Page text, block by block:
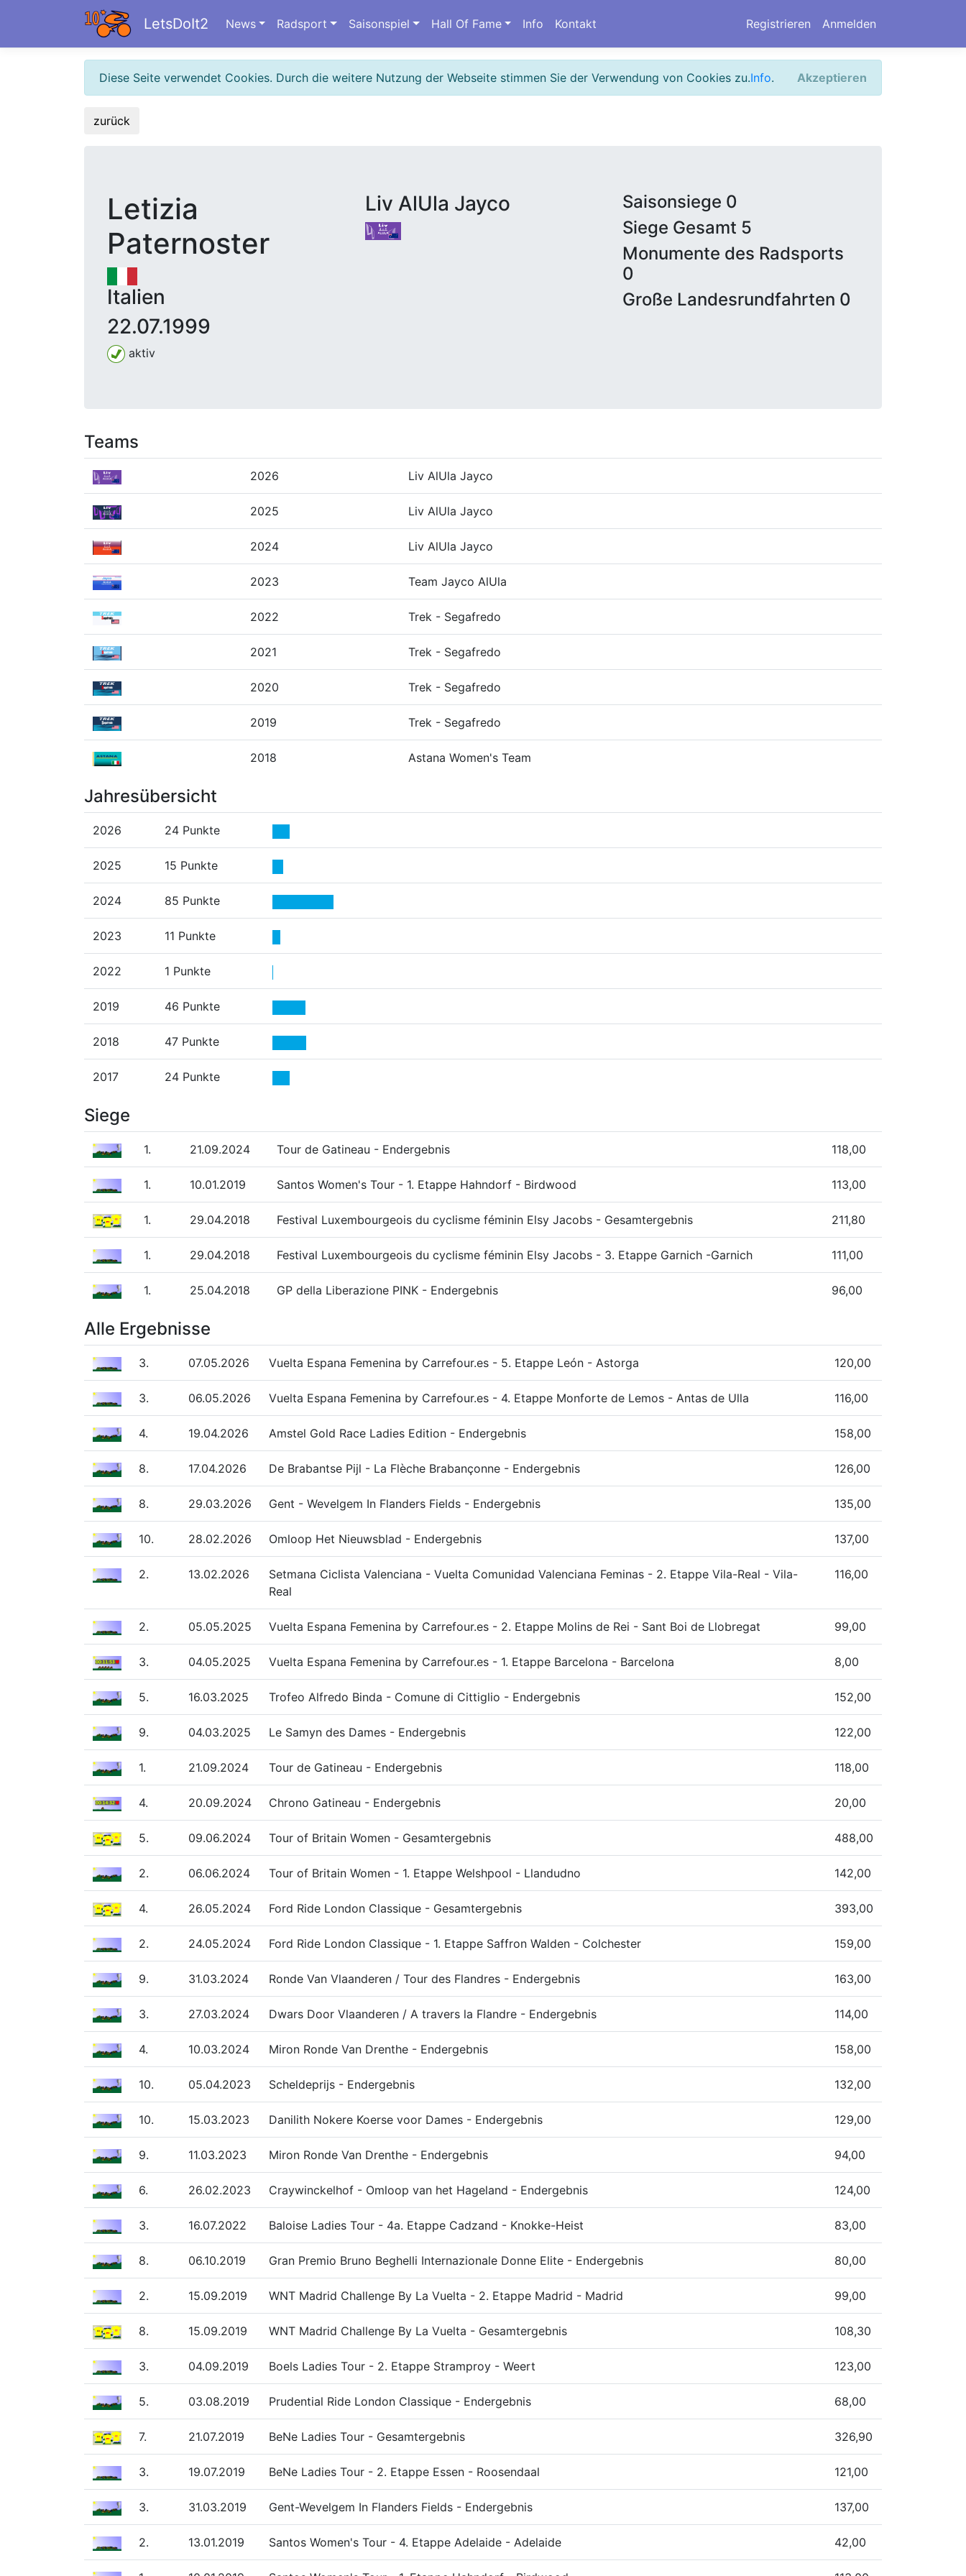
LetsDoIt2 Registrieren Anmelden
News Radsport Saisonspiel Hall Of Fame Info Kontakt
Diese Seite verwendet Cookies. Durch die weitere Nutzung der Webseite stimmen Sie der Verwendung von Cookies zu.Info. Akzeptieren
zurück
Letizia
Paternoster
Italien
22.07.1999
aktiv
Liv AlUla Jayco
Saisonsiege 0
Siege Gesamt 5
Monumente des Radsports
0
Große Landesrundfahrten 0
Teams
2026 Liv AlUla Jayco
2025 Liv AlUla Jayco
2024 Liv AlUla Jayco
2023 Team Jayco AlUla
2022 Trek - Segafredo
2021 Trek - Segafredo
2020 Trek - Segafredo
2019 Trek - Segafredo
2018 Astana Women's Team
Jahresübersicht
2026 24 Punkte
2025 15 Punkte
2024 85 Punkte
2023 11 Punkte
2022 1 Punkte
2019 46 Punkte
2018 47 Punkte
2017 24 Punkte
Siege
1. 21.09.2024 Tour de Gatineau - Endergebnis 118,00
1. 10.01.2019 Santos Women's Tour - 1. Etappe Hahndorf - Birdwood 113,00
1. 29.04.2018 Festival Luxembourgeois du cyclisme féminin Elsy Jacobs - Gesamtergebnis 211,80
1. 29.04.2018 Festival Luxembourgeois du cyclisme féminin Elsy Jacobs - 3. Etappe Garnich -Garnich 111,00
1. 25.04.2018 GP della Liberazione PINK - Endergebnis 96,00
Alle Ergebnisse
3. 07.05.2026 Vuelta Espana Femenina by Carrefour.es - 5. Etappe León - Astorga 120,00
3. 06.05.2026 Vuelta Espana Femenina by Carrefour.es - 4. Etappe Monforte de Lemos - Antas de Ulla 116,00
4. 19.04.2026 Amstel Gold Race Ladies Edition - Endergebnis 158,00
8. 17.04.2026 De Brabantse Pijl - La Flèche Brabançonne - Endergebnis 126,00
8. 29.03.2026 Gent - Wevelgem In Flanders Fields - Endergebnis 135,00
10. 28.02.2026 Omloop Het Nieuwsblad - Endergebnis 137,00
2. 13.02.2026
Setmana Ciclista Valenciana - Vuelta Comunidad Valenciana Feminas - 2. Etappe Vila-Real - Vila-
Real
116,00
2. 05.05.2025 Vuelta Espana Femenina by Carrefour.es - 2. Etappe Molins de Rei - Sant Boi de Llobregat 99,00
3. 04.05.2025 Vuelta Espana Femenina by Carrefour.es - 1. Etappe Barcelona - Barcelona 8,00
5. 16.03.2025 Trofeo Alfredo Binda - Comune di Cittiglio - Endergebnis 152,00
9. 04.03.2025 Le Samyn des Dames - Endergebnis 122,00
1. 21.09.2024 Tour de Gatineau - Endergebnis 118,00
4. 20.09.2024 Chrono Gatineau - Endergebnis 20,00
5. 09.06.2024 Tour of Britain Women - Gesamtergebnis 488,00
2. 06.06.2024 Tour of Britain Women - 1. Etappe Welshpool - Llandudno 142,00
4. 26.05.2024 Ford Ride London Classique - Gesamtergebnis 393,00
2. 24.05.2024 Ford Ride London Classique - 1. Etappe Saffron Walden - Colchester 159,00
9. 31.03.2024 Ronde Van Vlaanderen / Tour des Flandres - Endergebnis 163,00
3. 27.03.2024 Dwars Door Vlaanderen / A travers la Flandre - Endergebnis 114,00
4. 10.03.2024 Miron Ronde Van Drenthe - Endergebnis 158,00
10. 05.04.2023 Scheldeprijs - Endergebnis 132,00
10. 15.03.2023 Danilith Nokere Koerse voor Dames - Endergebnis 129,00
9. 11.03.2023 Miron Ronde Van Drenthe - Endergebnis 94,00
6. 26.02.2023 Craywinckelhof - Omloop van het Hageland - Endergebnis 124,00
3. 16.07.2022 Baloise Ladies Tour - 4a. Etappe Cadzand - Knokke-Heist 83,00
8. 06.10.2019 Gran Premio Bruno Beghelli Internazionale Donne Elite - Endergebnis 80,00
2. 15.09.2019 WNT Madrid Challenge By La Vuelta - 2. Etappe Madrid - Madrid 99,00
8. 15.09.2019 WNT Madrid Challenge By La Vuelta - Gesamtergebnis 108,30
3. 04.09.2019 Boels Ladies Tour - 2. Etappe Stramproy - Weert 123,00
5. 03.08.2019 Prudential Ride London Classique - Endergebnis 68,00
7. 21.07.2019 BeNe Ladies Tour - Gesamtergebnis 326,90
3. 19.07.2019 BeNe Ladies Tour - 2. Etappe Essen - Roosendaal 121,00
3. 31.03.2019 Gent-Wevelgem In Flanders Fields - Endergebnis 137,00
2. 13.01.2019 Santos Women's Tour - 4. Etappe Adelaide - Adelaide 42,00